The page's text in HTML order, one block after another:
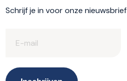
Schrijf je in voor onze nieuwsbrief